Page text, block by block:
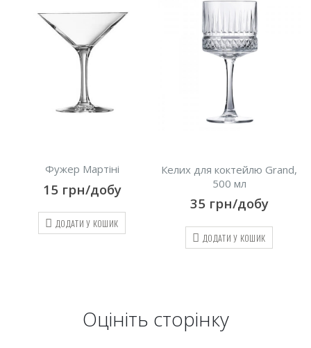
Келих для коктейлю Grand,
500 мл
ДОДАТИ У КОШИК
Чарка Куля
7
ДОДАТИ У
Оцініть cторінку